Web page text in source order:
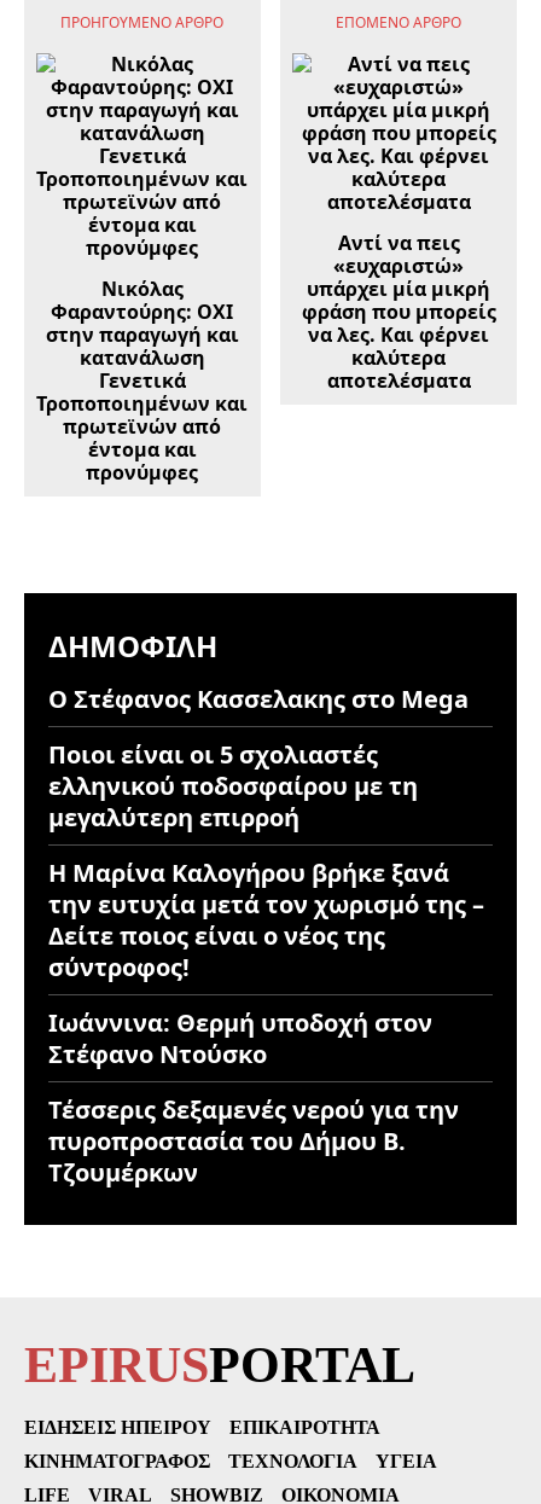
ΠΡΟΗΓΟΎΜΕΝΟ ΆΡΘΡΟ
Νικόλας
Φαραντούρης: ΟΧΙ
στην παραγωγή και
κατανάλωση
Γενετικά
Τροποποιημένων και
πρωτεϊνών από
έντομα και
προνύμφες
ΕΠΌΜΕΝΟ ΆΡΘΡΟ
Αντί να πεις
«ευχαριστώ»
υπάρχει μία μικρή
φράση που μπορείς
να λες. Και φέρνει
καλύτερα
αποτελέσματα
ΔΗΜΟΦΙΛΉ
Ο Στέφανος Κασσελακης στο Mega
Ποιοι είναι οι 5 σχολιαστές
ελληνικού ποδοσφαίρου με τη
μεγαλύτερη επιρροή
Η Μαρίνα Καλογήρου βρήκε ξανά
την ευτυχία μετά τον χωρισμό της –
Δείτε ποιος είναι ο νέος της
σύντροφος!
Ιωάννινα: Θερμή υποδοχή στον
Στέφανο Ντούσκο
Τέσσερις δεξαμενές νερού για την
πυροπροστασία του Δήμου Β.
Τζουμέρκων
EPIRUSPORTAL
ΕΙΔΉΣΕΙΣ ΗΠΕΊΡΟΥ
ΕΠΙΚΑΙΡΌΤΗΤΑ
ΚΙΝΗΜΑΤΟΓΡΆΦΟΣ
ΤΕΧΝΟΛΟΓΊΑ
ΥΓΕΊΑ
LIFE
VIRAL SHOWBIZ ΟΙΚΟΝΟΜΊΑ